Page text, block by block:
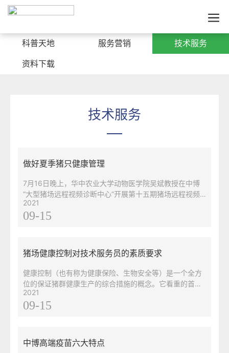
科普天地 服务营销 技术服务
资料下载
技术服务
做好夏季猪只健康管理
7月16日晚上，华中农业大学动物医学院吴斌教授在中博
“大型猪场远程视频诊断中心”开展第十五期猪场远程视频
讲座专家。本次讲座的主题：规模化猪场夏季疫病防控建
议吴教授从夏季猪群如何管理和夏季疫病如何防控两方面
2021
09-15
猪场健康控制对技术服务员的素质要求
健康控制（也有称为健康保险、生物安全等）是一个全方
位的保证猪群健康生产的综合措施的概念。它看重的首先
是问题发生的原因，其次才是问题发生的结果和问题处理
的办法。它将影响健康的各种因素置于日常规方案的监视
最早地发现和最大限度地从方方面面采取措施控制健康问
题，降低发病和死亡率，最大限度地发挥出猪场的生产效
2021
09-15
中博高端疫苗六大特点